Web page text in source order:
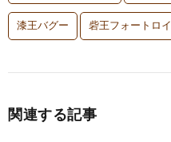
漆王バグー 砦王フォートロイ
関連する記事